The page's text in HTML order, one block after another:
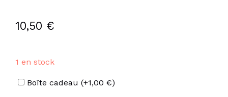
10,50 €
1 en stock
Options
Boîte cadeau (+1,00 €)